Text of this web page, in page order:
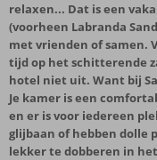
relaxen... Dat is een
(voorheen Labranda
met vrienden of samen.
tijd op het schitterende
hotel niet uit. Want bij
Je kamer is een
en er is voor iedereen
glijbaan of hebben dolle
lekker te dobberen in